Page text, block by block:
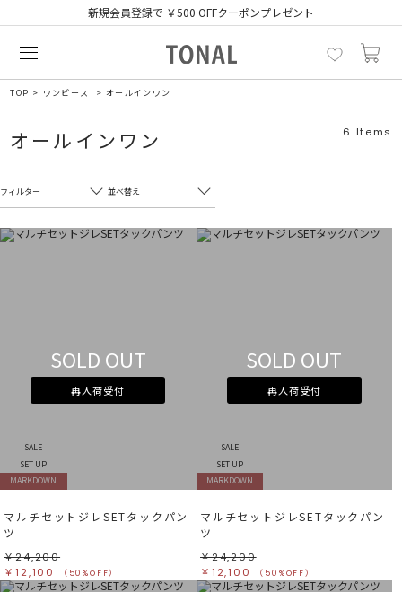
新規会員登録で ￥500 OFFクーポンプレゼント
TOP ワンピース オールインワン
オールインワン 6 Items
フィルター
フリーワード
販売状況
カラー
ブラック
ブラウン
ベージュ
オレンジオレンジ
イエロー
パープル パープル
レッド
ピンク
リセット
並べ替え
売れ筋順
SOLD OUT
再入荷受付
SALE
SET UP
MARKDOWN
マルチセットジレSETタックパン
ツ
￥24,200
￥12,100
（50%OFF）
SOLD OUT
再入荷受付
SALE
SET UP
MARKDOWN
マルチセットジレSETタックパン
ツ
￥24,200
￥12,100
（50%OFF）